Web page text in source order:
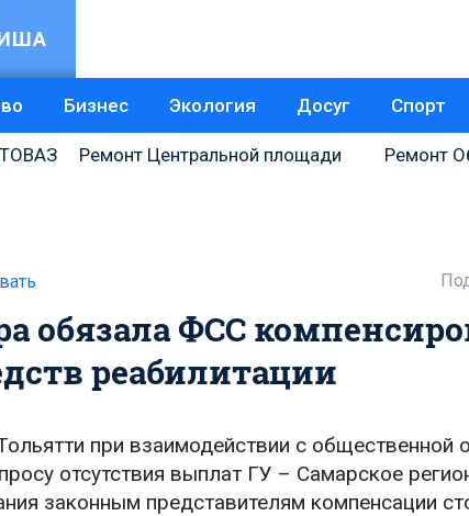
Бизнес Экология Досуг Спорт
Ремонт Центральной площади Ремонт
обязала ФСС
реабилитации
при взаимодействии с общественной
отсутствия выплат ГУ – Самарское
законным представителям компенсации